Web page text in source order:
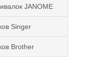
JANOME
Singer
Brother